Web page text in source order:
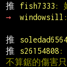
推
fish7333 :
→
windowsill
推
推
s26154808 :
不算鋸的傷害